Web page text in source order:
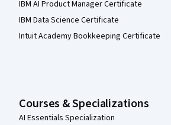
IBM AI Product Manager Certificate
IBM Data Science Certificate
Intuit Academy Bookkeeping Certificate
Courses & Specializations
AI Essentials Specialization